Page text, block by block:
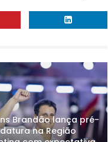
Brandão lança pré-
na Região